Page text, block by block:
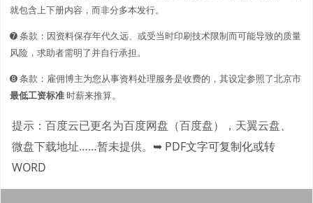
就包含上下册内容，而非分多本发行。
➐ 条款：因资料保存年代久远、或受当时印刷技术限制而可能导致的质量
风险，求助者需明了并自行承担。
➑ 条款：雇佣博主为您从事资料处理服务是收费的，其设定参照了北京市
最低工资标准时薪来推算。
提示：百度云已更名为百度网盘（百度盘），天翼云盘、
微盘下载地址……暂未提供。 ➥ PDF文字可复制化或转
WORD